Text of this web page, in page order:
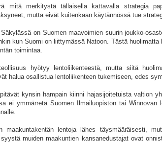
mitä merkitystä tällaisella kattavalla strategia
mutta eivät kuitenkaan käytännössä tue
on Suomen maavoimien suurin joukko-
kun Suomi on liittymässä Natoon. Tästä
toimintaa.
hyötyy lentoliikenteestä, mutta siitä
halua osallistua lentoliikenteen tukemiseen, edes
kynsin hampain kiinni hajasijoitetuista valtion
ei ymmärretä Suomen Ilmailuopiston tai Winnovan
maakuntakentän lentoja lähes täysmääräisesti,
muiden maakuntien kansanedustajat ovat